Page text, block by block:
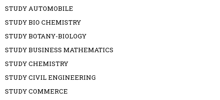
STUDY AUTOMOBILE
STUDY BIO CHEMISTRY
STUDY BOTANY-BIOLOGY
STUDY BUSINESS MATHEMATICS
STUDY CHEMISTRY
STUDY CIVIL ENGINEERING
STUDY COMMERCE